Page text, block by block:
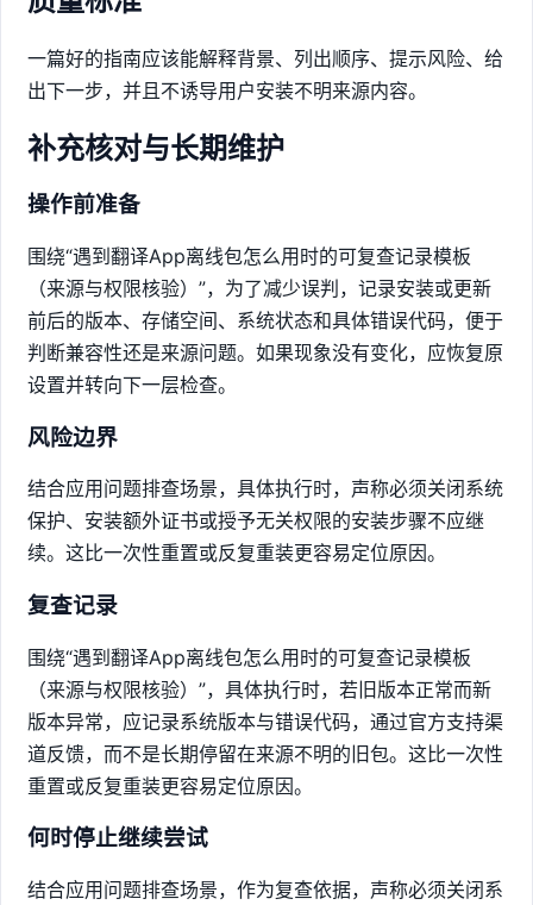
一篇好的指南应该能解释背景、列出顺序、提示风险、给
出下一步，并且不诱导用户安装不明来源内容。
补充核对与长期维护
操作前准备
围绕“遇到翻译App离线包怎么用时的可复查记录模板
（来源与权限核验）”，为了减少误判，记录安装或更新
前后的版本、存储空间、系统状态和具体错误代码，便于
判断兼容性还是来源问题。如果现象没有变化，应恢复原
设置并转向下一层检查。
风险边界
结合应用问题排查场景，具体执行时，声称必须关闭系统
保护、安装额外证书或授予无关权限的安装步骤不应继
续。这比一次性重置或反复重装更容易定位原因。
复查记录
围绕“遇到翻译App离线包怎么用时的可复查记录模板
（来源与权限核验）”，具体执行时，若旧版本正常而新
版本异常，应记录系统版本与错误代码，通过官方支持渠
道反馈，而不是长期停留在来源不明的旧包。这比一次性
重置或反复重装更容易定位原因。
何时停止继续尝试
结合应用问题排查场景，作为复查依据，声称必须关闭系